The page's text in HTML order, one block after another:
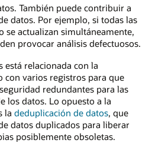
También puede contribuir a
datos. Por ejemplo, si todas las
se actualizan simultáneamente,
provocar análisis defectuosos.
está relacionada con la
con varios registros para que
redundantes para las
los datos. Lo opuesto a la
la deduplicación de datos, que
datos duplicados para liberar
posiblemente obsoletas.